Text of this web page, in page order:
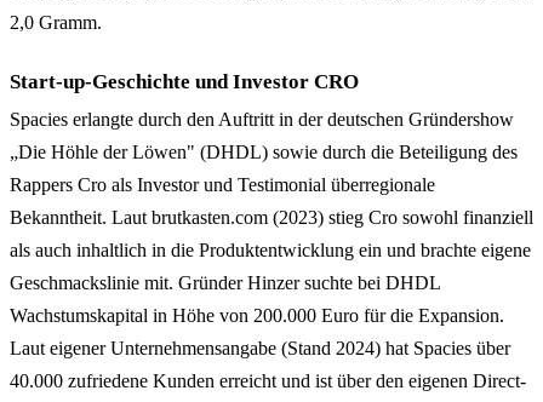
2,0 Gramm.
Start-up-Geschichte und Investor CRO
Spacies erlangte durch den Auftritt in der deutschen Gründershow
„Die Höhle der Löwen" (DHDL) sowie durch die Beteiligung des
Rappers Cro als Investor und Testimonial überregionale
Bekanntheit. Laut brutkasten.com (2023) stieg Cro sowohl finanziell
als auch inhaltlich in die Produktentwicklung ein und brachte eigene
Geschmackslinie mit. Gründer Hinzer suchte bei DHDL
Wachstumskapital in Höhe von 200.000 Euro für die Expansion.
Laut eigener Unternehmensangabe (Stand 2024) hat Spacies über
40.000 zufriedene Kunden erreicht und ist über den eigenen Direct-